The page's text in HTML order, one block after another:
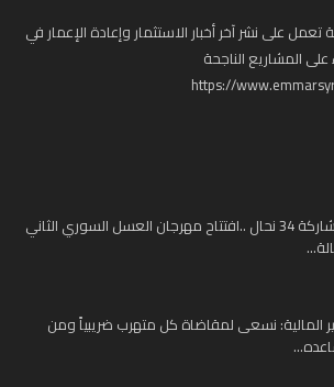
نشر آخر أخبار الاستثمار وإعادة الإعمار في
الناجحة
https://
بمشاركة 34 نحال ..افتتاح مهرجان العسل السوري الثاني
نسعى لمقاضاة كل متهرب ضريبياً ومن